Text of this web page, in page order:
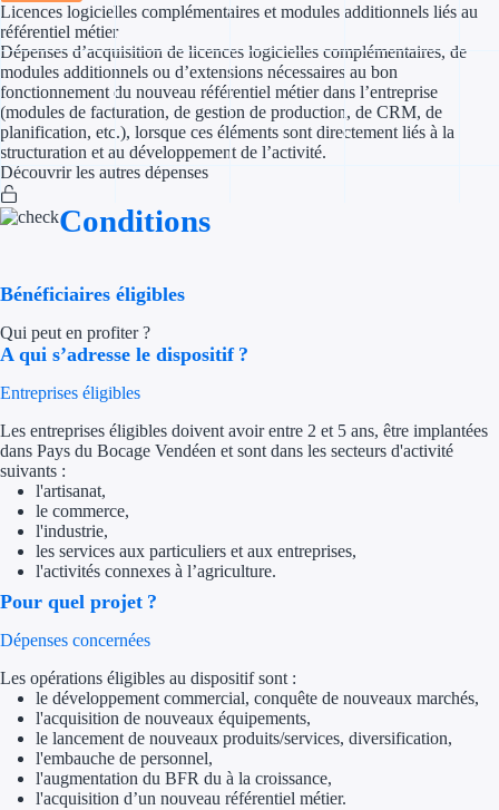
Prêt
Appel à projet
Ouvrage
Licences logicielles complémentaires et modules additionnels liés au
référentiel métier
Dépenses d’acquisition de licences logicielles complémentaires, de
modules additionnels ou d’extensions nécessaires au bon
fonctionnement du nouveau référentiel métier dans l’entreprise
(modules de facturation, de gestion de production, de CRM, de
planification, etc.), lorsque ces éléments sont directement liés à la
structuration et au développement de l’activité.
Découvrir les autres dépenses
Conditions
Bénéficiaires éligibles
Qui peut en profiter ?
A qui s’adresse le dispositif ?
Entreprises éligibles
Les entreprises éligibles doivent avoir entre 2 et 5 ans, être implantées
dans Pays du Bocage Vendéen et sont dans les secteurs d'activité
suivants :
l'artisanat,
le commerce,
l'industrie,
les services aux particuliers et aux entreprises,
l'activités connexes à l’agriculture.
Pour quel projet ?
Dépenses concernées
Les opérations éligibles au dispositif sont :
le développement commercial, conquête de nouveaux marchés,
l'acquisition de nouveaux équipements,
le lancement de nouveaux produits/services, diversification,
l'embauche de personnel,
l'augmentation du BFR du à la croissance,
l'acquisition d’un nouveau référentiel métier.